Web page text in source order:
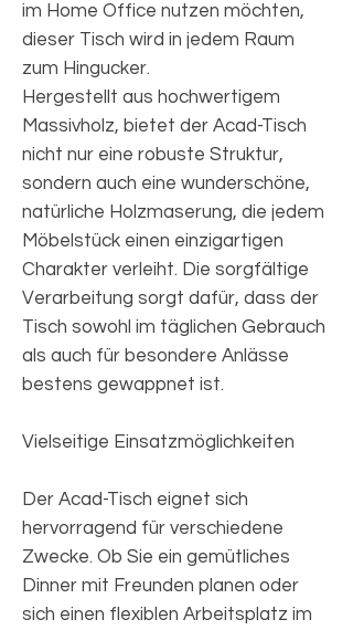
im Home Office nutzen möchten,
dieser Tisch wird in jedem Raum
zum Hingucker.
Hergestellt aus hochwertigem
Massivholz, bietet der Acad-Tisch
nicht nur eine robuste Struktur,
sondern auch eine wunderschöne,
natürliche Holzmaserung, die jedem
Möbelstück einen einzigartigen
Charakter verleiht. Die sorgfältige
Verarbeitung sorgt dafür, dass der
Tisch sowohl im täglichen Gebrauch
als auch für besondere Anlässe
bestens gewappnet ist.
Vielseitige Einsatzmöglichkeiten
Der Acad-Tisch eignet sich
hervorragend für verschiedene
Zwecke. Ob Sie ein gemütliches
Dinner mit Freunden planen oder
sich einen flexiblen Arbeitsplatz im